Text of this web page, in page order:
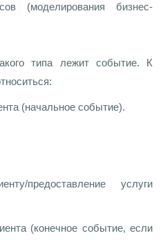
(моделирования бизнес-
типа лежит событие. К
(начальное событие).
предоставление услуги
(конечное событие, если